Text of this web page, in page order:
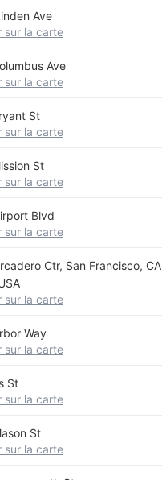
Ave
sur la carte
Ave
sur la carte
St
sur la carte
St
sur la carte
Blvd
sur la carte
Ctr, San Francisco, CA
sur la carte
Way
sur la carte
St
sur la carte
St
sur la carte